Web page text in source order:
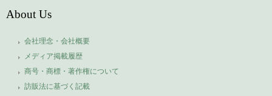
About Us
会社理念・会社概要
メディア掲載履歴
商号・商標・著作権について
訪販法に基づく記載